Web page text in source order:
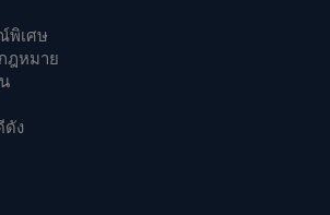
พิเศษ
ฎหมาย
ดัง